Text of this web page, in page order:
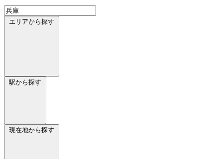
エリアから探す
駅から探す
現在地から探す